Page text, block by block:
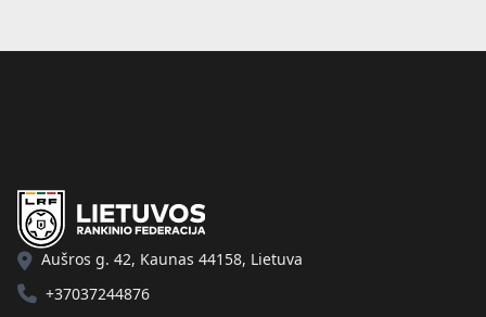
Aušros g. 42, Kaunas 44158, Lietuva
+37037244876